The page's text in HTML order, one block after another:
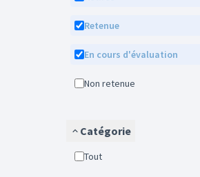
Retenue
En cours d'évaluation
Non retenue
Catégorie
Tout